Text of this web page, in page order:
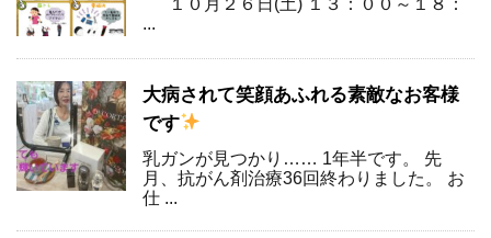
...
大病されて笑顔あふれる素敵なお客様
です
乳ガンが見つかり…… 1年半です。 先
月、抗がん剤治療36回終わりました。 お
仕 ...